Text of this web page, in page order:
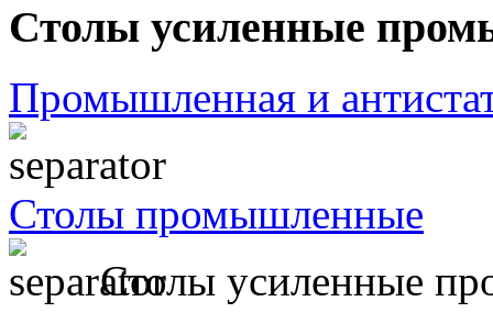
Столы усиленные
Промышленная и
Столы промышленные
Столы усиленные